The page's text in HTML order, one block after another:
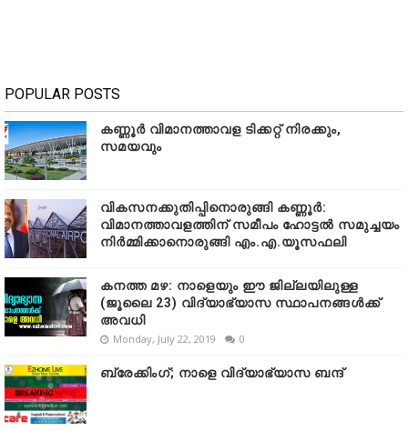
POPULAR POSTS
കണ്ണൂർ വിമാനത്താവള ടിക്കറ്റ് നിരക്കും,
സമയവും
വികസനക്കുതിപ്പിനൊരുങ്ങി കണ്ണൂർ:
വിമാനത്താവളത്തിന് സമീപം ഹോട്ടൽ സമുച്ചയം
നിർമ്മിക്കാനൊരുങ്ങി എം.എ.യൂസഫലി
കനത്ത മഴ: നാളെയും ഈ ജില്ലയിലുള്ള
(ജൂലൈ 23) വിദ്യാഭ്യാസ സ്ഥാപനങ്ങൾക്ക്
അവധി
Monday, July 22, 2019 0
ബ്രേക്കിംഗ്; നാളെ വിദ്യാഭ്യാസ ബന്ദ്